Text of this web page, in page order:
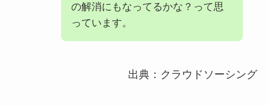
の解消にもなってるかな？って思
っています。
出典：クラウドソーシング